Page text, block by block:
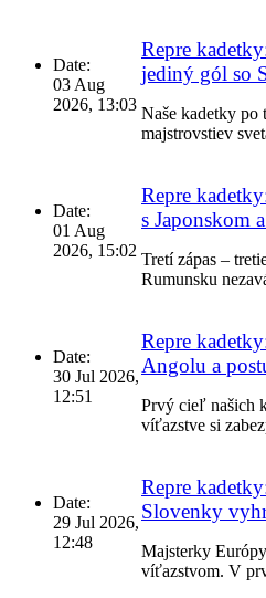
Date:
03 Aug
2026, 13:03
Repre
jediný gól so
Naše kadetky po
majstrovstiev
Date:
01 Aug
2026, 15:02
Repre
s Japonskom
Tretí zápas –
Rumunsku
Date:
30 Jul 2026,
12:51
Repre
Angolu a
Prvý cieľ našich
víťazstve si
Date:
29 Jul 2026,
12:48
Repre
Slovenky
Majsterky
víťazstvom. V